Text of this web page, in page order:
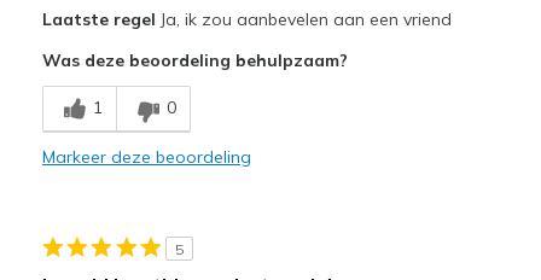
Breathe Well
Comfortable
Sizing
Feels half size too big
Laatste regel Ja, ik zou aanbevelen aan een vriend
Was deze beoordeling behulpzaam?
1 0
Markeer deze beoordeling
5